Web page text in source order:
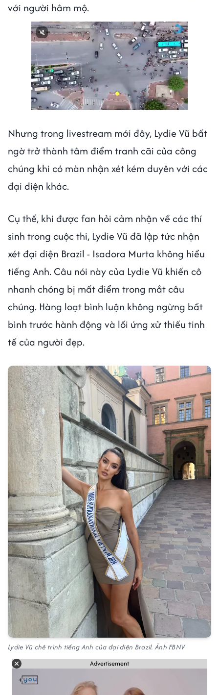
với người hâm mộ.
Nhưng trong livestream mới đây, Lydie Vũ bất
ngờ trở thành tâm điểm tranh cãi của công
chúng khi có màn nhận xét kém duyên với các
đại diện khác.
Cụ thể, khi được fan hỏi cảm nhận về các thí
sinh trong cuộc thi, Lydie Vũ đã lập tức nhận
xét đại diện Brazil - Isadora Murta không hiểu
tiếng Anh. Câu nói này của Lydie Vũ khiến cô
nhanh chóng bị mất điểm trong mắt câu
chúng. Hàng loạt bình luận không ngừng bất
bình trước hành động và lối ứng xử thiếu tinh
tế của người đẹp.
Lydie Vũ chê trình tiếng Anh của đại diện Brazil. Ảnh FBNV
Advertisement